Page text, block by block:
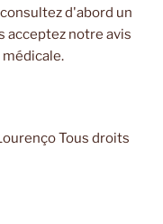
d'abord un
acceptez notre avis
Tous droits